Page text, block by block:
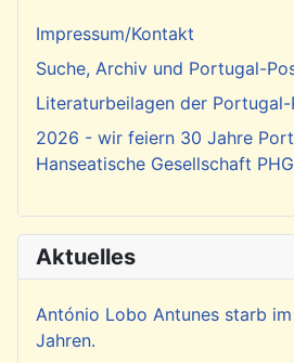
Impressum/Kontakt
Suche, Archiv und Portugal-
Literaturbeilagen der
2026 - wir feiern 30 Jahre
Hanseatische Gesellschaft PHG
Aktuelles
António Lobo Antunes starb
Jahren.